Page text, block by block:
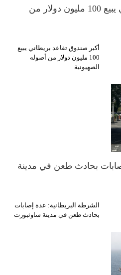
أكبر صندوق تقاعد بريطاني يبيع 100 مليون دولار من
أكبر صندوق تقاعد بريطاني يبيع
100 مليون دولار من أصوله
الصهيونية
بحادث طعن في مدينة
الشرطة البريطانية: عدة إصابات
بحادث طعن في مدينة ساوثبورت